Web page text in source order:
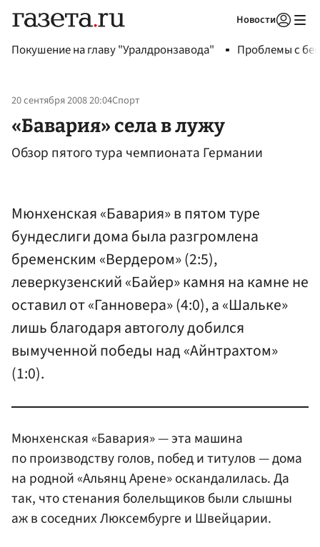
Новости
Покушение на главу "Уралдронзавода" Проблемы с
20 сентября 2008 20:04Спорт
«Бавария» села в лужу
Обзор пятого тура чемпионата Германии
Мюнхенская «Бавария» в пятом туре
бундеслиги дома была разгромлена
бременским «Вердером» (2:5),
леверкузенский «Байер» камня на камне не
оставил от «Ганновера» (4:0), а «Шальке»
лишь благодаря автоголу добился
вымученной победы над «Айнтрахтом»
(1:0).
Мюнхенская «Бавария» — эта машина
по производству голов, побед и титулов — дома
на родной «Альянц Арене» оскандалилась. Да
так, что стенания болельщиков были слышны
аж в соседних Люксембурге и Швейцарии.